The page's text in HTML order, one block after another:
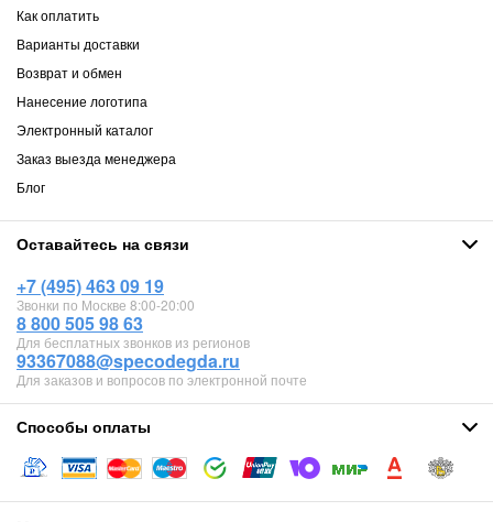
Как оплатить
Варианты доставки
Возврат и обмен
Нанесение логотипа
Электронный каталог
Заказ выезда менеджера
Блог
Оставайтесь на связи
+7 (495) 463 09 19
Звонки по Москве 8:00-20:00
8 800 505 98 63
Для бесплатных звонков из регионов
93367088@specodegda.ru
Для заказов и вопросов по электронной почте
Способы оплаты